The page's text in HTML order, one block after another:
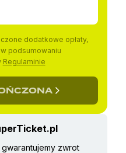
dodatkowe opłaty,
podsumowaniu
Regulaminie
zwrot